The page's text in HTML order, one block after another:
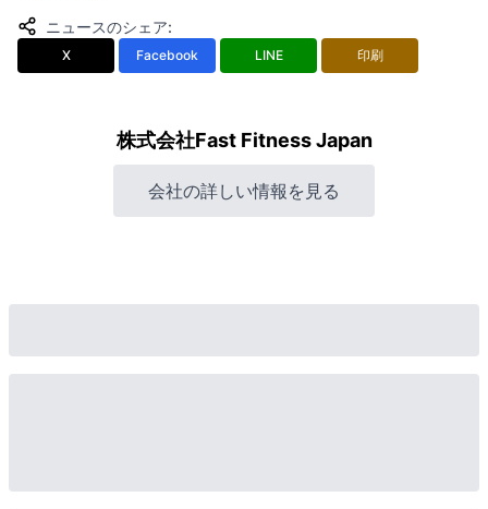
ニュースのシェア:
X Facebook LINE 印刷
株式会社Fast Fitness Japan
会社の詳しい情報を見る